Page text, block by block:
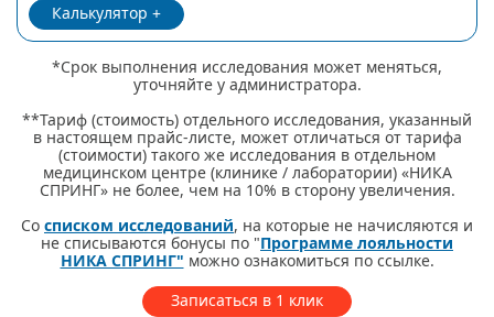
Калькулятор
*Срок выполнения исследования может меняться,
уточняйте у администратора.
**Тариф (стоимость) отдельного исследования, указанный
в настоящем прайс-листе, может отличаться от тарифа
(стоимости) такого же исследования в отдельном
медицинском центре (клинике / лаборатории) «НИКА
СПРИНГ» не более, чем на 10% в сторону увеличения.
Со списком исследований, на которые не начисляются и
не списываются бонусы по "Программе лояльности
НИКА СПРИНГ" можно ознакомиться по ссылке.
Записаться в 1 клик